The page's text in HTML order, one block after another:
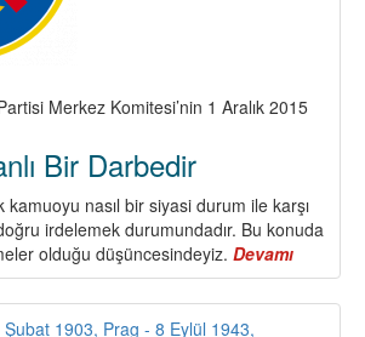
Merkez Komitesi’nin 1 Aralık 2015
Bir Darbedir
nasıl bir siyasi durum ile karşı
irdelemek durumundadır. Bu konuda
olduğu düşüncesindeyiz. Devamı
1
Kasım